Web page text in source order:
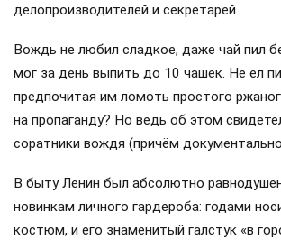
делопроизводителей и секретарей.
Вождь не любил сладкое, даже чай пил
мог за день выпить до 10 чашек. Не ел
предпочитая им ломоть простого
на пропаганду? Но ведь об этом
соратники вождя (причём
В быту Ленин был абсолютно
новинкам личного гардероба: годами
костюм, и его знаменитый галстук «в